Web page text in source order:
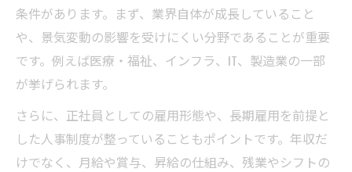
条件があります。まず、業界自体が成長していること
や、景気変動の影響を受けにくい分野であることが重要
です。例えば医療・福祉、インフラ、IT、製造業の一部
が挙げられます。
さらに、正社員としての雇用形態や、長期雇用を前提と
した人事制度が整っていることもポイントです。年収だ
けでなく、月給や賞与、昇給の仕組み、残業やシフトの